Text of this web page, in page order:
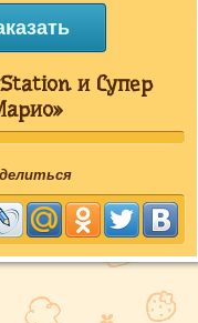
и Супер